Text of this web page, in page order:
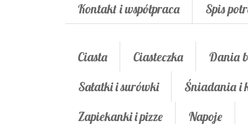
Kontakt i współpraca Spis
Ciasta Ciasteczka Dania
Sałatki i surówki
Śniadania i
Zapiekanki i pizze
Napoje